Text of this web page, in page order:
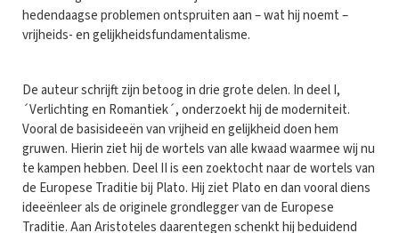
hedendaagse problemen ontspruiten aan – wat hij noemt –
vrijheids- en gelijkheidsfundamentalisme.
De auteur schrijft zijn betoog in drie grote delen. In deel I,
´Verlichting en Romantiek´, onderzoekt hij de moderniteit.
Vooral de basisideeën van vrijheid en gelijkheid doen hem
gruwen. Hierin ziet hij de wortels van alle kwaad waarmee wij nu
te kampen hebben. Deel II is een zoektocht naar de wortels van
de Europese Traditie bij Plato. Hij ziet Plato en dan vooral diens
ideeënleer als de originele grondlegger van de Europese
Traditie. Aan Aristoteles daarentegen schenkt hij beduidend